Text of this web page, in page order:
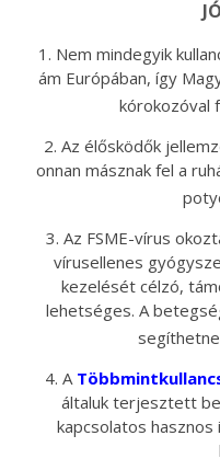
1. Nem mindegyik
ám Európában, így
kórokozóval
2. Az élősködők
onnan másznak fel a
3. Az FSME-vírus
vírusellenes
kezelését célzó,
lehetséges. A
4. A
általuk terjesztett
kapcsolatos